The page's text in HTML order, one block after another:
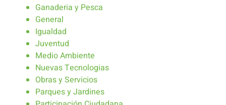
Ganaderia y Pesca
General
Igualdad
Juventud
Medio Ambiente
Nuevas Tecnologias
Obras y Servicios
Parques y Jardines